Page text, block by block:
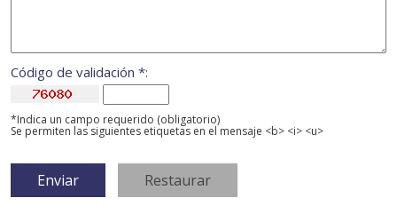
Código de validación *:
*Indica un campo requerido (obligatorio)
Se permiten las siguientes etiquetas en el mensaje <b> <i> <u>